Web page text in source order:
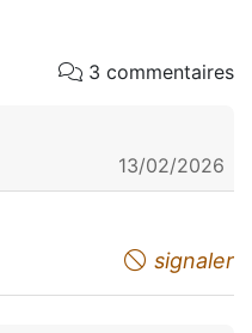
3 commentaires
13/02/2026
signaler